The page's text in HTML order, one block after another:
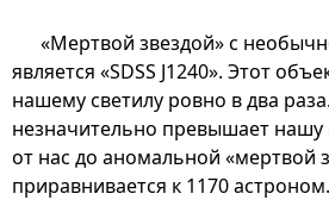
«Мертвой звездой» с
является «SDSS J1240». Этот
нашему светилу ровно в два
незначительно превышает нашу
от нас до аномальной «мертвой
приравнивается к 1170